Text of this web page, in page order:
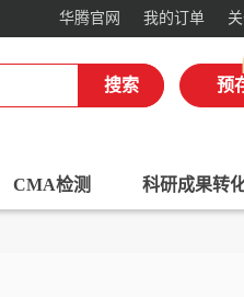
华腾官网 我的订单
搜索 预
CMA检测 科研成果转